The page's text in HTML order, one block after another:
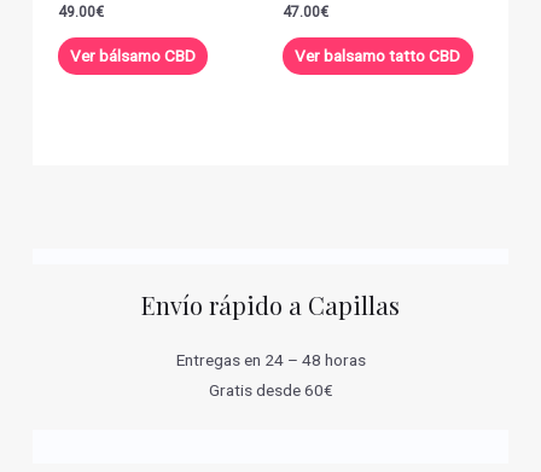
Valorado con
de 5
49.00€
Ver bálsamo CBD
Valorado con
de 5
47.00€
Ver balsamo tatto CBD
Envío rápido a Capillas
Entregas en 24 – 48 horas
Gratis desde 60€